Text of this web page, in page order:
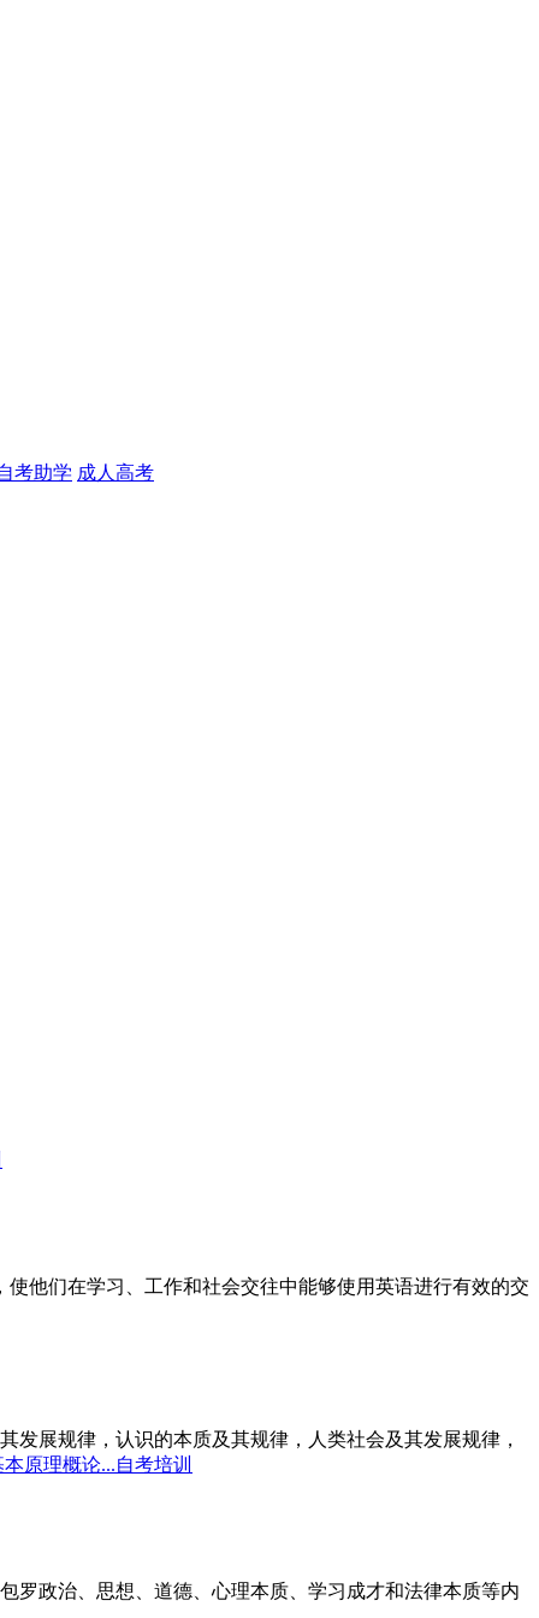
考助学 成人高考
他们在学习、工作和社会交往中能够使用英语进行有效的交
展规律，认识的本质及其规律，人类社会及其发展规律，
原理概论...自考培训
罗政治、思想、道德、心理本质、学习成才和法律本质等内